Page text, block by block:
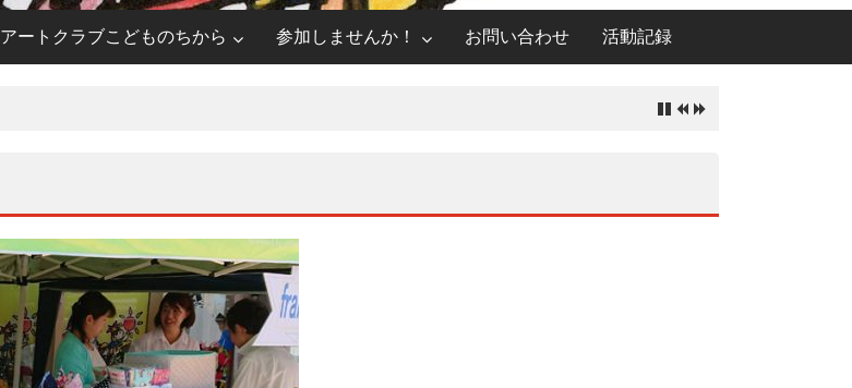
アートクラブこどものちから 参加しませんか！ お問い合わせ 活動記録